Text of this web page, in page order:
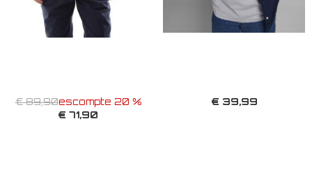
€ 89,90escompte 20 %
€ 71,90
€ 39,99